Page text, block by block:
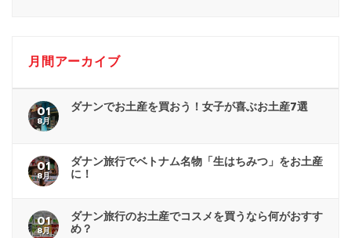
月間アーカイブ
01
8月
ダナンでお土産を買おう！女子が喜ぶお土産7選
01
8月
ダナン旅行でベトナム名物「生はちみつ」をお土産
に！
01
8月
ダナン旅行のお土産でコスメを買うなら何がおすす
め？